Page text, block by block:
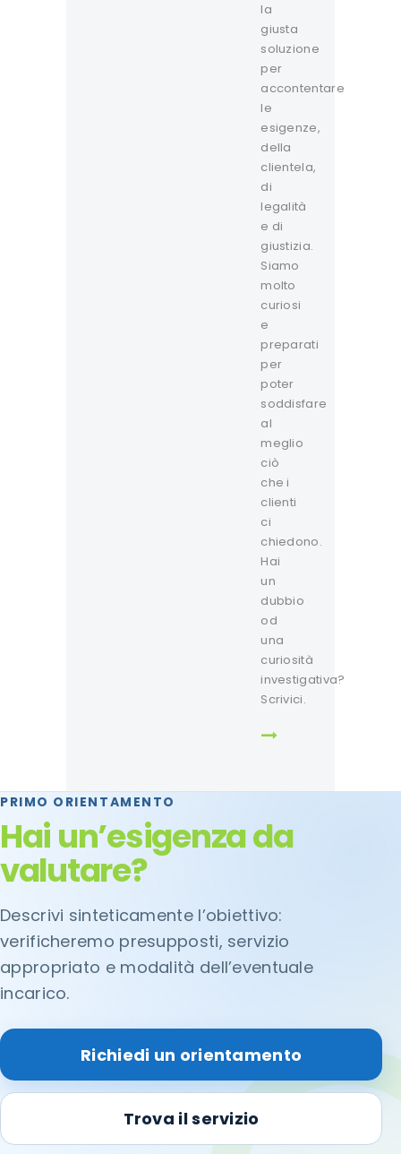
la
giusta
soluzione
per
accontentare
le
esigenze,
della
clientela,
di
legalità
e di
giustizia.
Siamo
molto
curiosi
e
preparati
per
poter
soddisfare
al
meglio
ciò
che i
clienti
ci
chiedono.
Hai
un
dubbio
od
una
curiosità
investigativa?
Scrivici.
PRIMO ORIENTAMENTO
Hai un’esigenza da
valutare?
Descrivi sinteticamente l’obiettivo:
verificheremo presupposti, servizio
appropriato e modalità dell’eventuale
incarico.
Richiedi un orientamento
Trova il servizio